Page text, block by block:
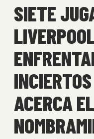
SIETE
ACERCA EL